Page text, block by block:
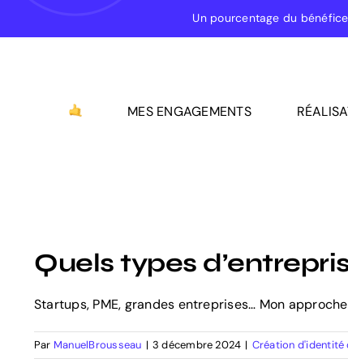
Un pourcentage du
MES ENGAGEMENTS
Quels types
Startups, PME, grandes entreprises… Mon
Par ManuelBrousseau | 3 décembre 2024 | Création d'identité